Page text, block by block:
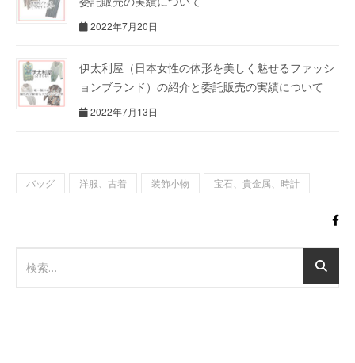
2022年7月20日
伊太利屋（日本女性の体形を美しく魅せるファッシ
ョンブランド）の紹介と委託販売の実績について
2022年7月13日
バッグ 洋服、古着 装飾小物 宝石、貴金属、時計